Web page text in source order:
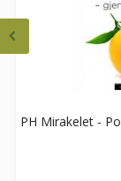
PH Mirakelet -